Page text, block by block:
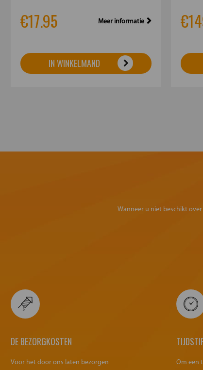
€17.95 Meer informatie
IN WINKELMAND
Wanneer u niet beschikt
DE BEZORGKOSTEN
Voor het door ons laten bezorgen
Om een